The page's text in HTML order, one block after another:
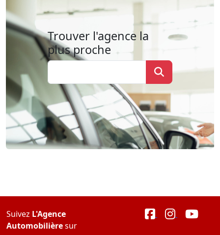
Trouver l'agence la
plus proche
Suivez L'Agence
Automobilièresur